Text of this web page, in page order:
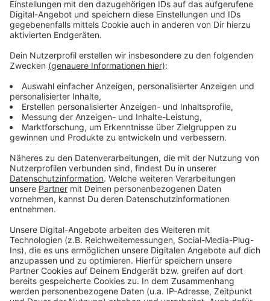
Wann das Projekt umgesetzt wird, sagte Keller
allerdings nicht. Die Zooterrassen waren schon im
letzten Jahr Teil der Präsentation des OB auf der
Expo Real. Bei dem Wohn- und Büroprojekt "New Heart
On The Block" am Kennedydamm nannte Keller das
Ziel: "Fertigstellung in fünf Jahren".
Anzeige
Weitere Infos und Links zum Thema:
Anzeige
Diese Projekte zeigte die Stadt unter anderem auf
der Expo Real
Die "Zooterrassen" in Düsseltal waren vor einem
Jahr schon Thema bei Kellers Rede